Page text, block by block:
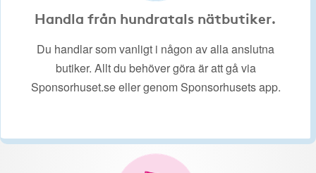
Handla från hundratals nätbutiker.
Du handlar som vanligt i någon av alla anslutna
butiker. Allt du behöver göra är att gå via
Sponsorhuset.se eller genom Sponsorhusets app.